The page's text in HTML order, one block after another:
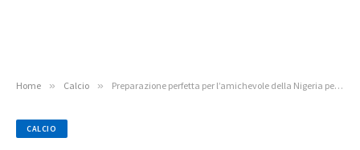
Home » Calcio » Preparazione perfetta per l’amichevole della Nigeria per l’apertura della Coppa del Mondo del Portogallo, dice Martinez
CALCIO